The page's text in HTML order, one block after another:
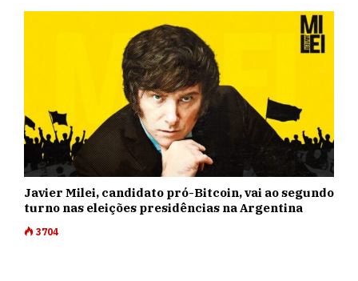
Javier Milei, candidato pró-Bitcoin, vai ao segundo
turno nas eleições presidências na Argentina
3704